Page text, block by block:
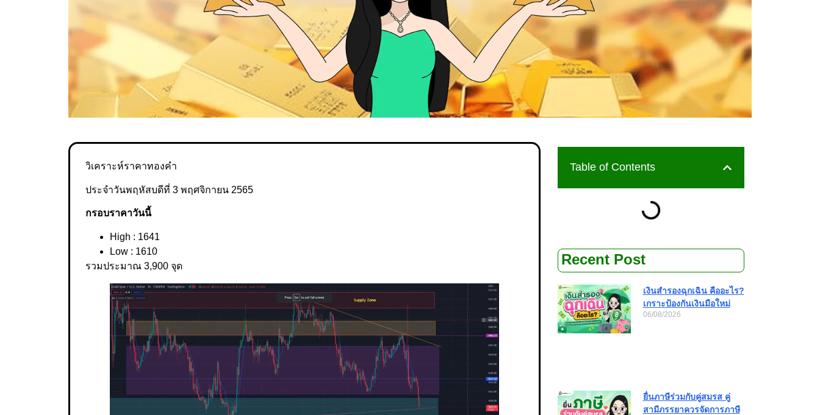
วิเคราะห์ราคาทองคำ
ประจำวันพฤหัสบดีที่ 3 พฤศจิกายน 2565
กรอบราคาวันนี้
High : 1641
Low : 1610
รวมประมาณ 3,900 จุด
Table of Contents
Recent Post
เงินสำรองฉุกเฉิน คืออะไร?
เกราะป้องกันเงินมือใหม่
06/08/2026
ยื่นภาษีร่วมกับคู่สมรส คู่
สามีภรรยาควรจัดการภาษี